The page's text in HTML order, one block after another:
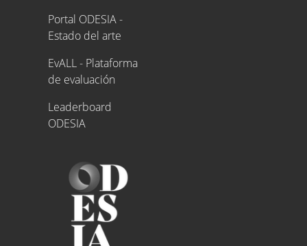
Portal ODESIA -
Estado del arte
EvALL - Plataforma
de evaluación
Leaderboard
ODESIA